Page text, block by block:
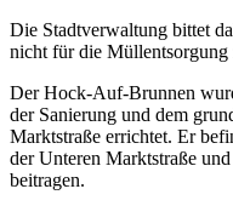
Die Stadtverwaltung bittet
nicht für die Müllentsorgung
Der Hock-Auf-Brunnen
der Sanierung und dem
Marktstraße errichtet. Er
der Unteren Marktstraße
beitragen.